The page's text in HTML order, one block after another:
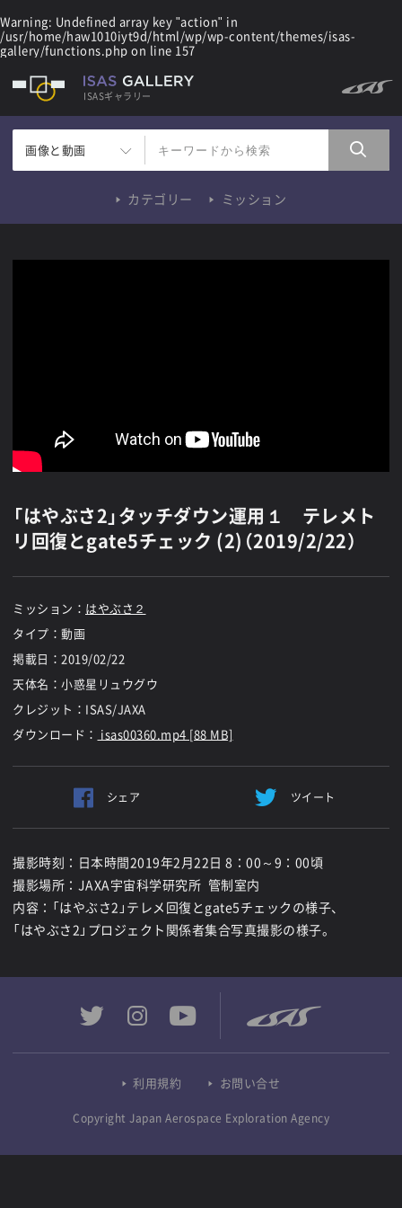
Warning: Undefined array key "action" in
/usr/home/haw1010iyt9d/html/wp/wp-content/themes/isas-
gallery/functions.php on line 157
ISASギャラリー
画像と動画
カテゴリー ミッション
「はやぶさ2」タッチダウン運用１ テレメト
リ回復とgate5チェック (2)（2019/2/22）
ミッション： はやぶさ２
タイプ：動画
掲載日： 2019/02/22
天体名：小惑星リュウグウ
クレジット：ISAS/JAXA
ダウンロード： isas00360.mp4 [88 MB]
シェア ツイート
撮影時刻：日本時間2019年2月22日 8：00～9：00頃
撮影場所：JAXA宇宙科学研究所 管制室内
内容：「はやぶさ2」テレメ回復とgate5チェックの様子、
「はやぶさ2」プロジェクト関係者集合写真撮影の様子。
利用規約 お問い合せ
Copyright Japan Aerospace Exploration Agency